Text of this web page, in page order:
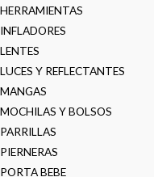
HERRAMIENTAS
INFLADORES
LENTES
LUCES Y REFLECTANTES
MANGAS
MOCHILAS Y BOLSOS
PARRILLAS
PIERNERAS
PORTA BEBE